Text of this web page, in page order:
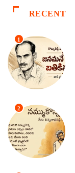
RECENT
1
2